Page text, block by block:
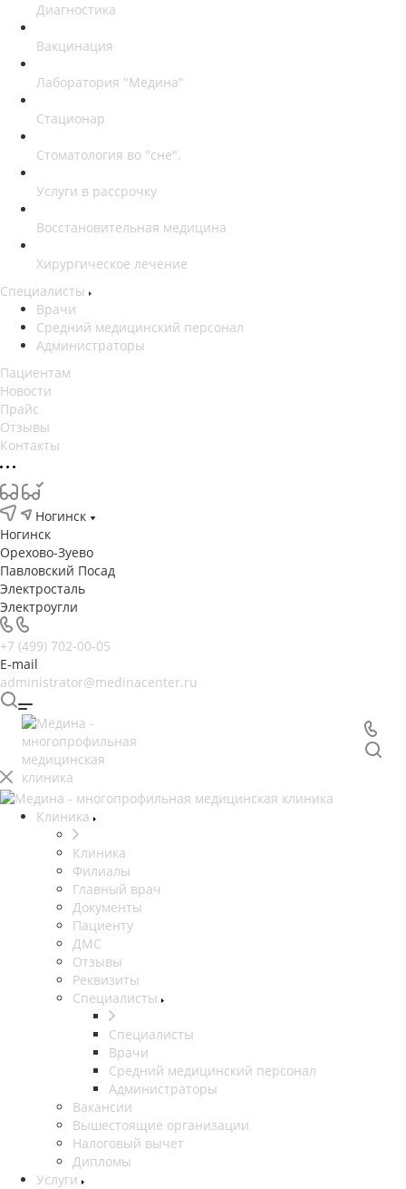
Диагностика
Вакцинация
Лаборатория "Медина"
Стационар
Стоматология во "сне".
Услуги в рассрочку
Восстановительная медицина
Хирургическое лечение
Специалисты
Врачи
Средний медицинский персонал
Администраторы
Пациентам
Новости
Прайс
Отзывы
Контакты
Ногинск
Ногинск
Орехово-Зуево
Павловский Посад
Электросталь
Электроугли
+7 (499) 702-00-05
E-mail
administrator@medinacenter.ru
Клиника
Клиника
Филиалы
Главный врач
Документы
Пациенту
ДМС
Отзывы
Реквизиты
Специалисты
Специалисты
Врачи
Средний медицинский персонал
Администраторы
Вакансии
Вышестоящие организации
Налоговый вычет
Дипломы
Услуги